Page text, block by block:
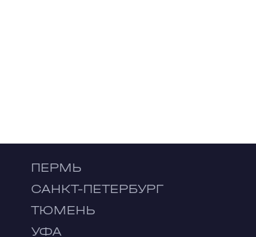
ПЕРМЬ
САНКТ-ПЕТЕРБУРГ
ТЮМЕНЬ
УФА